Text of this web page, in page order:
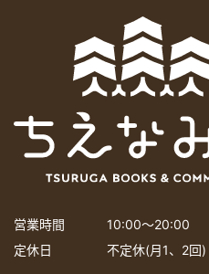
営業時間
10:00〜20:00
定休日
不定休(月1、2回)